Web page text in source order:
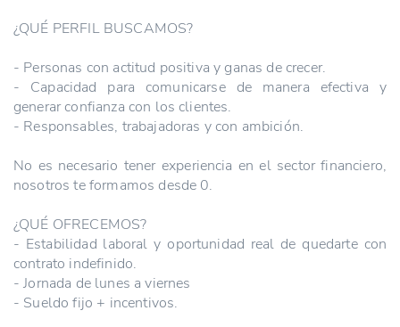
¿QUÉ PERFIL BUSCAMOS?
- Personas con actitud positiva y ganas de crecer.
- Capacidad para comunicarse de manera efectiva y
generar confianza con los clientes.
- Responsables, trabajadoras y con ambición.
No es necesario tener experiencia en el sector financiero,
nosotros te formamos desde 0.
¿QUÉ OFRECEMOS?
- Estabilidad laboral y oportunidad real de quedarte con
contrato indefinido.
- Jornada de lunes a viernes
- Sueldo fijo + incentivos.